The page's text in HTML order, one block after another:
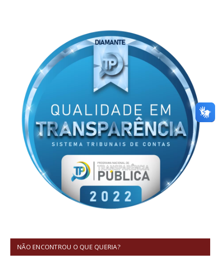
NÃO ENCONTROU O QUE QUERIA?